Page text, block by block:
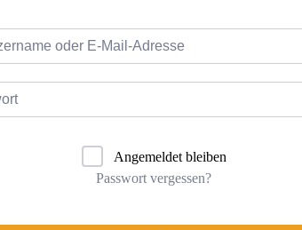
Angemeldet bleiben
Passwort vergessen?